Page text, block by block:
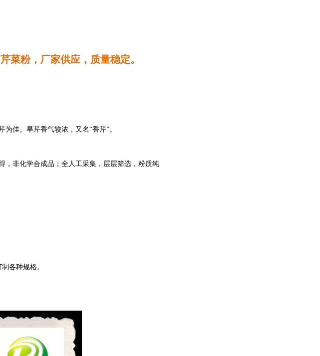
芹菜粉，厂家供应，质量稳定。
佳。旱芹香气较浓，又名“香芹”。
，非化学合成品；全人工采集，层层筛选，粉质纯
各种规格。